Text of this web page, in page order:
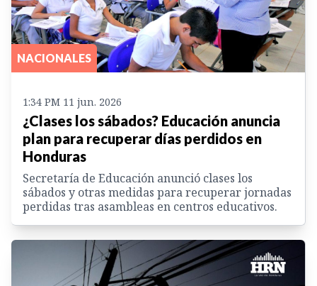
NACIONALES
1:34 PM 11 jun. 2026
¿Clases los sábados? Educación anuncia
plan para recuperar días perdidos en
Honduras
Secretaría de Educación anunció clases los
sábados y otras medidas para recuperar jornadas
perdidas tras asambleas en centros educativos.